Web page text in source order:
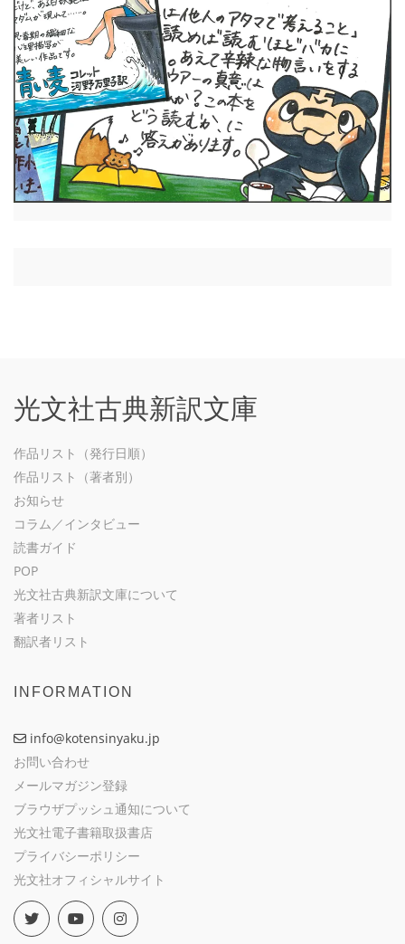
光文社古典新訳文庫
作品リスト（発行日順）
作品リスト（著者別）
お知らせ
コラム／インタビュー
読書ガイド
POP
光文社古典新訳文庫について
著者リスト
翻訳者リスト
INFORMATION
info@kotensinyaku.jp
お問い合わせ
メールマガジン登録
ブラウザプッシュ通知について
光文社電子書籍取扱書店
プライバシーポリシー
光文社オフィシャルサイト